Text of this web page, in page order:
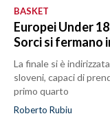
BASKET
Europei Under
Sorci si fermano
La finale si è
sloveni, capaci di
primo quarto
Roberto Rubiu